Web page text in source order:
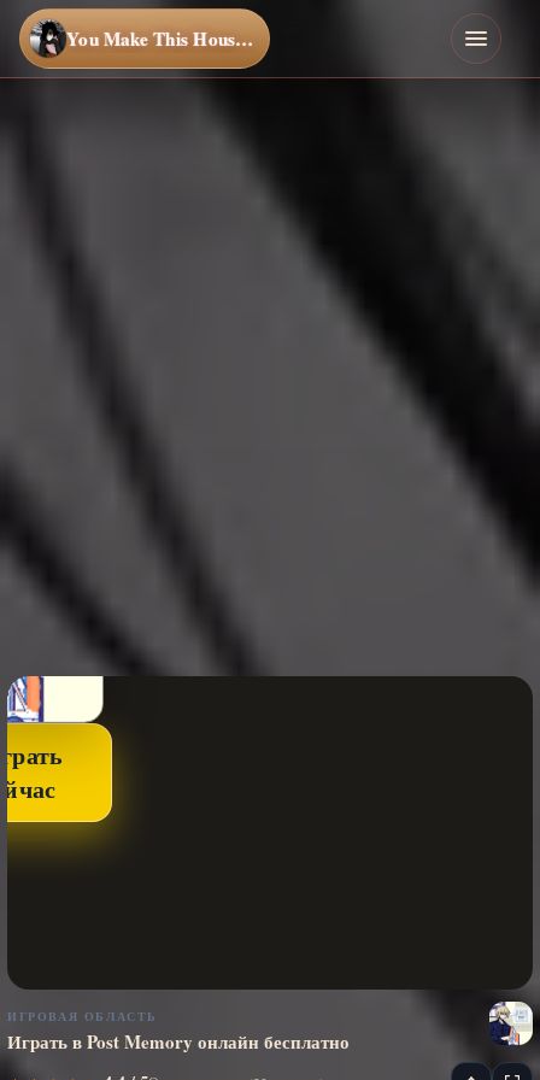
You Make This House a Home
ИГРОВАЯ ОБЛАСТЬ
Играть в Post Memory онлайн бесплатно